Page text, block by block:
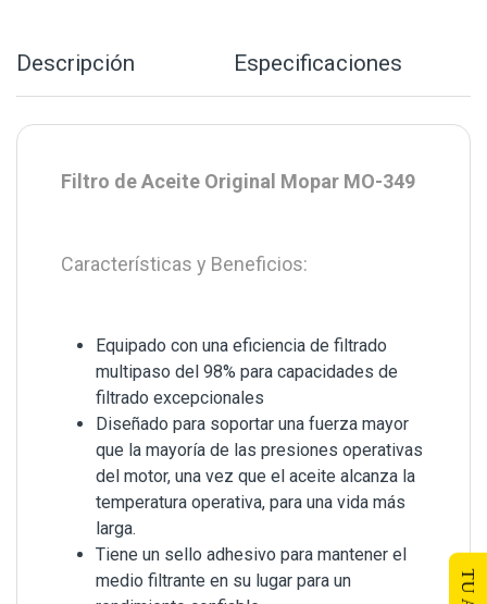
Descripción Especificaciones
Filtro de Aceite Original Mopar MO-349
Características y Beneficios:
Equipado con una eficiencia de filtrado
multipaso del 98% para capacidades de
filtrado excepcionales
Diseñado para soportar una fuerza mayor
que la mayoría de las presiones operativas
del motor, una vez que el aceite alcanza la
temperatura operativa, para una vida más
larga.
Tiene un sello adhesivo para mantener el
medio filtrante en su lugar para un